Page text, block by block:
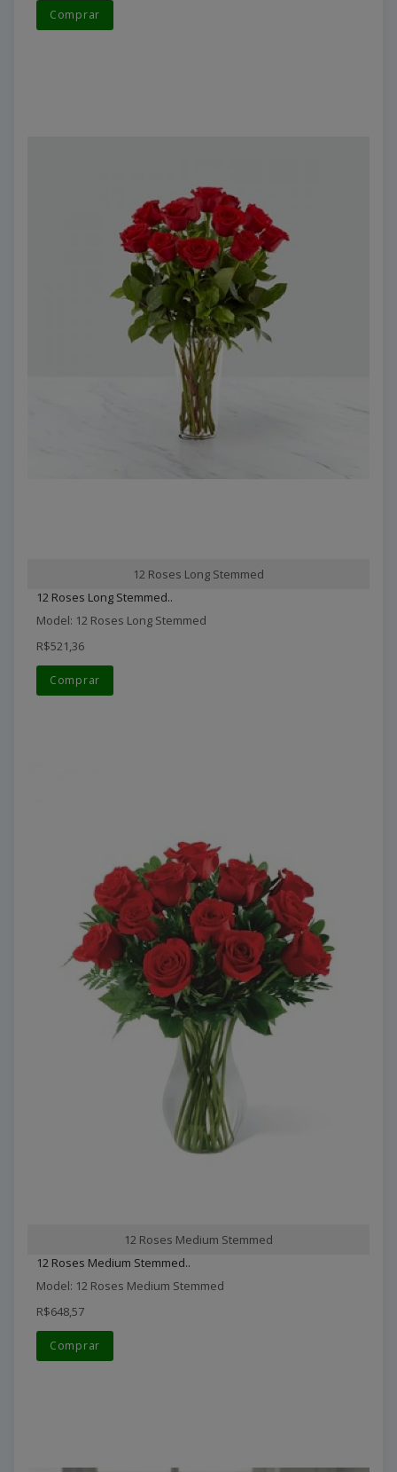
Comprar
12 Roses Long Stemmed
12 Roses Long Stemmed..
Model: 12 Roses Long Stemmed
R$521,36
Comprar
12 Roses Medium Stemmed
12 Roses Medium Stemmed..
Model: 12 Roses Medium Stemmed
R$648,57
Comprar